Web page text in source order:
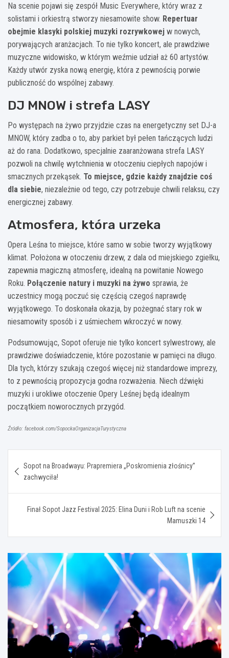
Na scenie pojawi się zespół Music Everywhere, który wraz z
solistami i orkiestrą stworzy niesamowite show. Repertuar
obejmie klasyki polskiej muzyki rozrywkowej w nowych,
porywających aranżacjach. To nie tylko koncert, ale prawdziwe
muzyczne widowisko, w którym weźmie udział aż 60 artystów.
Każdy utwór zyska nową energię, która z pewnością porwie
publiczność do wspólnej zabawy.
DJ MNOW i strefa LASY
Po występach na żywo przyjdzie czas na energetyczny set DJ-a
MNOW, który zadba o to, aby parkiet był pełen tańczących ludzi
aż do rana. Dodatkowo, specjalnie zaaranżowana strefa LASY
pozwoli na chwilę wytchnienia w otoczeniu ciepłych napojów i
smacznych przekąsek. To miejsce, gdzie każdy znajdzie coś
dla siebie, niezależnie od tego, czy potrzebuje chwili relaksu, czy
energicznej zabawy.
Atmosfera, która urzeka
Opera Leśna to miejsce, które samo w sobie tworzy wyjątkowy
klimat. Położona w otoczeniu drzew, z dala od miejskiego zgiełku,
zapewnia magiczną atmosferę, idealną na powitanie Nowego
Roku. Połączenie natury i muzyki na żywo sprawia, że
uczestnicy mogą poczuć się częścią czegoś naprawdę
wyjątkowego. To doskonała okazja, by pożegnać stary rok w
niesamowity sposób i z uśmiechem wkroczyć w nowy.
Podsumowując, Sopot oferuje nie tylko koncert sylwestrowy, ale
prawdziwe doświadczenie, które pozostanie w pamięci na długo.
Dla tych, którzy szukają czegoś więcej niż standardowe imprezy,
to z pewnością propozycja godna rozważenia. Niech dźwięki
muzyki i urokliwe otoczenie Opery Leśnej będą idealnym
początkiem noworocznych przygód.
Źródło: facebook.com/SopockaOrganizacjaTurystyczna
wpisu
Sopot na Broadwayu: Prapremiera „Poskromienia złośnicy”
zachwyciła!
Finał Sopot Jazz Festival 2025: Elina Duni i Rob Luft na scenie
Mamuszki 14